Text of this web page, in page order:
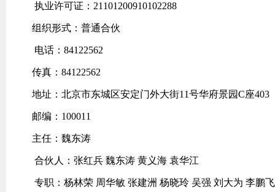
执业许可证：21101200910102288
组织形式：普通合伙
电话：84122562
传真：84122562
地址：北京市东城区安定门外大街11号华府景园C座403
邮编：100011
主任：魏东涛
合伙人：张红兵 魏东涛 黄义海 袁华江
专职：杨林荣 周华敏 张建洲 杨晓玲 吴强 刘大为 李鹏